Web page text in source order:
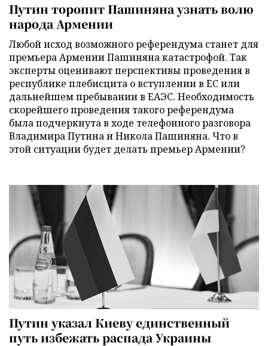
Путин торопит Пашиняна узнать волю
народа Армении
Любой исход возможного референдума станет для
премьера Армении Пашиняна катастрофой. Так
эксперты оценивают перспективы проведения в
республике плебисцита о вступлении в ЕС или
дальнейшем пребывании в ЕАЭС. Необходимость
скорейшего проведения такого референдума
была подчеркнута в ходе телефонного разговора
Владимира Путина и Никола Пашиняна. Что в
этой ситуации будет делать премьер Армении?
Путин указал Киеву единственный
путь избежать распада Украины